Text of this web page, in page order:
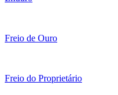
Freio de Ouro
Freio do Proprietário